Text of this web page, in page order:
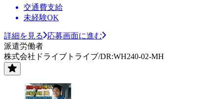
交通費支給
未経験OK
詳細を見る
応募画面に進む
派遣労働者
株式会社ドライブトライブ/DR:WH240-02-MH